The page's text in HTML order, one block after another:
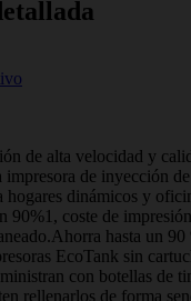
de alta velocidad y
impresora de inyección
dinámicos y
90%1, coste de
hasta un 90
EcoTank sin
con botellas de
rellenarlos de forma